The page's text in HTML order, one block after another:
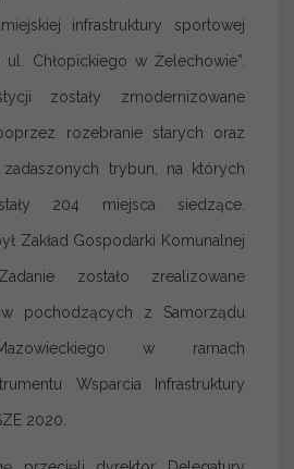
infrastruktury sportowej
Chłopickiego w Żelechowie”.
zostały zmodernizowane
rozebranie starych oraz
trybun, na których
204 miejsca siedzące.
Zakład Gospodarki Komunalnej
zostało zrealizowane
pochodzących z Samorządu
w ramach
Wsparcia Infrastruktury
2020.